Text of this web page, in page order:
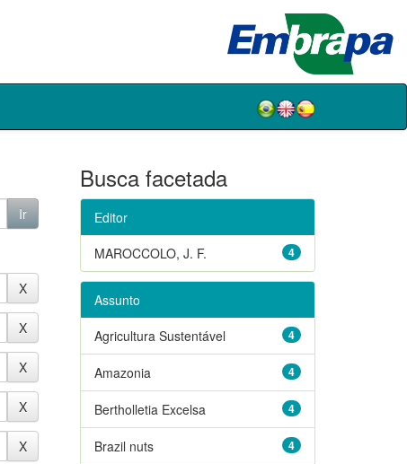
Busca facetada
Editor
4
MAROCCOLO, J. F.
Assunto
4
Agricultura Sustentável
4
Amazonia
4
Bertholletia Excelsa
4
Brazil nuts